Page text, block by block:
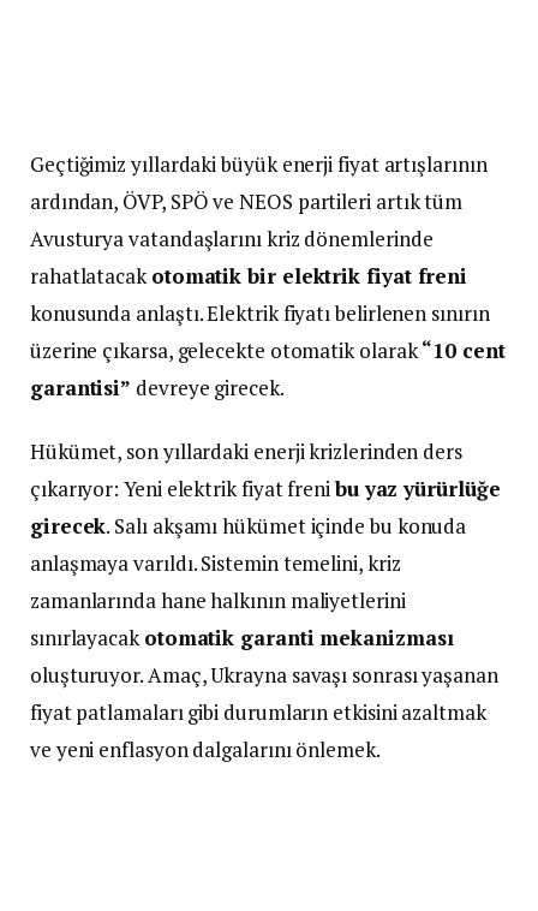
Geçtiğimiz yıllardaki büyük enerji fiyat artışlarının
ardından, ÖVP, SPÖ ve NEOS partileri artık tüm
Avusturya vatandaşlarını kriz dönemlerinde
rahatlatacakotomatik bir elektrik fiyat freni
konusunda anlaştı. Elektrik fiyatı belirlenen sınırın
üzerine çıkarsa, gelecekte otomatik olarak“10 cent
garantisi” devreye girecek.
Hükümet, son yıllardaki enerji krizlerinden ders
çıkarıyor: Yeni elektrik fiyat frenibu yaz yürürlüğe
girecek. Salı akşamı hükümet içinde bu konuda
anlaşmaya varıldı. Sistemin temelini, kriz
zamanlarında hane halkının maliyetlerini
sınırlayacakotomatik garanti mekanizması
oluşturuyor. Amaç, Ukrayna savaşı sonrası yaşanan
fiyat patlamaları gibi durumların etkisini azaltmak
ve yeni enflasyon dalgalarını önlemek.